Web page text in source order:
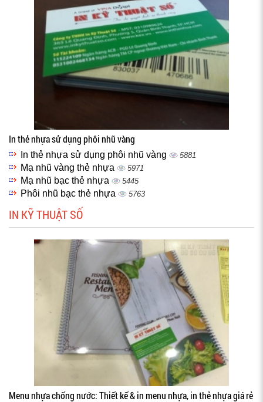
In thẻ nhựa sử dụng phôi nhũ vàng
In thẻ nhựa sử dụng phôi nhũ vàng 5881
Mạ nhũ vàng thẻ nhựa 5971
Mạ nhũ bạc thẻ nhựa 5445
Phôi nhũ bạc thẻ nhựa 5763
IN KỸ THUẬT SỐ
Menu nhựa chống nước: Thiết kế & in menu nhựa, in thẻ nhựa giá rẻ